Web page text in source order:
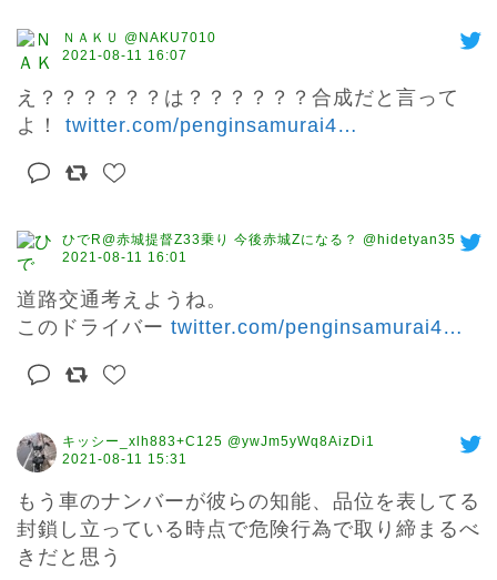
ＮＡＫＵ @NAKU7010
2021-08-11 16:07
え？？？？？？は？？？？？？合成だと言って
よ！ twitter.com/penginsamurai4…
ひでR@赤城提督Z33乗り 今後赤城Zになる？ @hidetyan35
2021-08-11 16:01
道路交通考えようね。
このドライバー twitter.com/penginsamurai4…
キッシー_xlh883+C125 @ywJm5yWq8AizDi1
2021-08-11 15:31
もう車のナンバーが彼らの知能、品位を表してる
封鎖し立っている時点で危険行為で取り締まるべ
きだと思う